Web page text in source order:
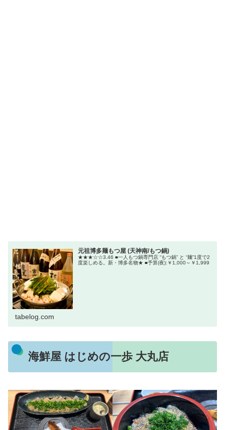
元祖博多麺もつ屋 (天神南/もつ鍋)
★★★☆☆3.46 ■一人もつ鍋専門店 “もつ鍋” と “麺”1度で2
度楽しめる。新・博多名物★ ■予算(夜):￥1,000～￥1,999
tabelog.com
海鮮屋 はじめの一歩 大丸店